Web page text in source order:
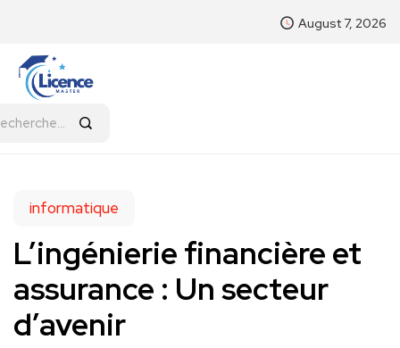
August 7, 2026
informatique
L’ingénierie financière et
assurance : Un secteur
d’avenir